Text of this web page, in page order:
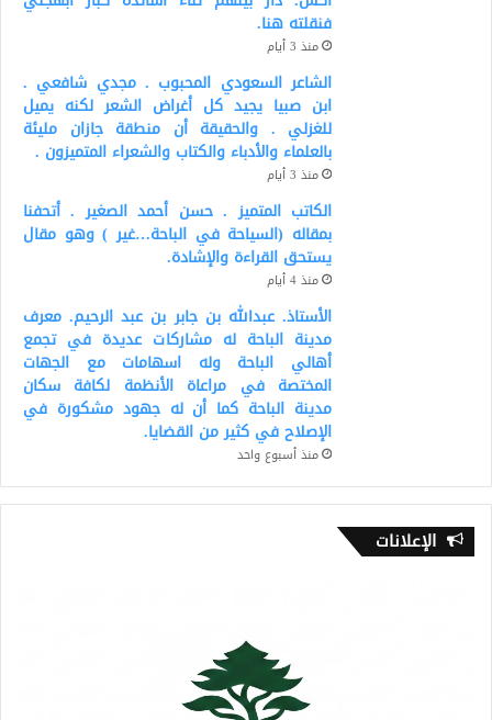
فنقلته هنا.
منذ 3 أيام
الشاعر السعودي المحبوب . مجدي شافعي .
ابن صبيا يجيد كل أغراض الشعر لكنه يميل
للغزلي . والحقيقة أن منطقة جازان مليئة
بالعلماء والأدباء والكتاب والشعراء المتميزون .
منذ 3 أيام
الكاتب المتميز . حسن أحمد الصغير . أتحفنا
بمقاله (السياحة في الباحة…غير ) وهو مقال
يستحق القراءة والإشادة.
منذ 4 أيام
الأستاذ. عبدالله بن جابر بن عبد الرحيم. معرف
مدينة الباحة له مشاركات عديدة في تجمع
أهالي الباحة وله اسهامات مع الجهات
المختصة في مراعاة الأنظمة لكافة سكان
مدينة الباحة كما أن له جهود مشكورة في
الإصلاح في كثير من القضايا.
منذ أسبوع واحد
الإعلانات